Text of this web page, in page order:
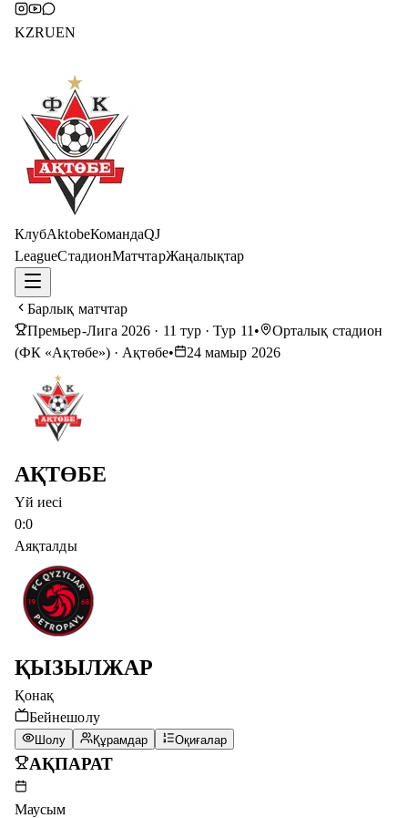
KZRUEN
КлубAktobeКомандаQJ
LeagueСтадионМатчтарЖаңалықтар
Барлық матчтар
Премьер-Лига 2026 · 11 тур · Тур 11 •
Орталық стадион
(ФК «Ақтөбе») · Ақтөбе• 24 мамыр 2026
АҚТӨБЕ
Үй иесі
0:0
Аяқталды
ҚЫЗЫЛЖАР
Қонақ
Бейнешолу
Шолу Құрамдар Оқиғалар
АҚПАРАТ
Маусым